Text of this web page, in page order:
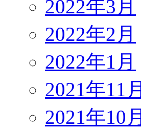
2022年3月
2022年2月
2022年1月
2021年11月
2021年10月